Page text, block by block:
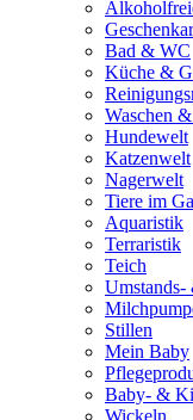
Bad & WC
Küche &
Waschen
Hundewelt
Katzenwelt
Nagerwelt
Tiere im
Aquaristik
Terraristik
Teich
Stillen
Mein Baby
Baby- &
Wickeln